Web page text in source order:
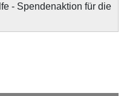
- Spendenaktion für die